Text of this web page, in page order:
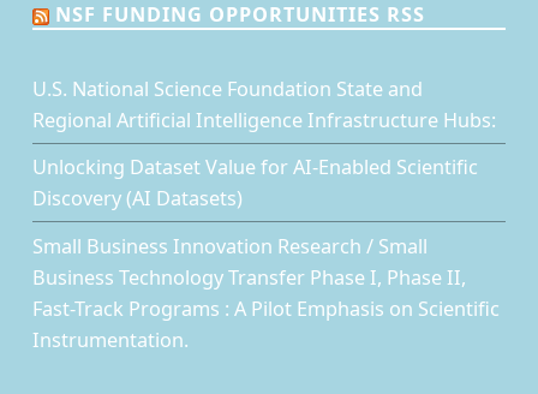
NSF FUNDING OPPORTUNITIES RSS
U.S. National Science Foundation State and
Regional Artificial Intelligence Infrastructure Hubs:
Unlocking Dataset Value for AI-Enabled Scientific
Discovery (AI Datasets)
Small Business Innovation Research / Small
Business Technology Transfer Phase I, Phase II,
Fast-Track Programs : A Pilot Emphasis on Scientific
Instrumentation.